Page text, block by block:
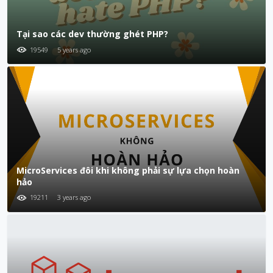
Tại sao các dev thường ghét PHP?
19549 5 years ago
MicroServices đôi khi không phải sự lựa chọn hoàn
hảo
19211 3 years ago